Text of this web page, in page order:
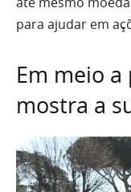
para ajudar em
Em meio
mostra a